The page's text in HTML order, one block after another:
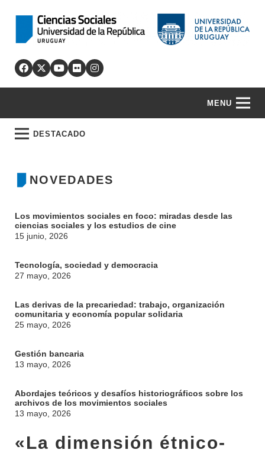
MENU
DESTACADO
NOVEDADES
Los movimientos sociales en foco: miradas desde las
ciencias sociales y los estudios de cine
15 junio, 2026
Tecnología, sociedad y democracia
27 mayo, 2026
Las derivas de la precariedad: trabajo, organización
comunitaria y economía popular solidaria
25 mayo, 2026
Gestión bancaria
13 mayo, 2026
Abordajes teóricos y desafíos historiográficos sobre los
archivos de los movimientos sociales
13 mayo, 2026
«La dimensión étnico-